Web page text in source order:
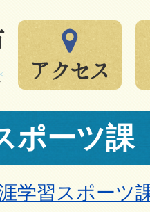
ポーツ課
学習スポーツ